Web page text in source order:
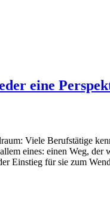
eine
Viele Berufstätige
eines: einen Weg,
Einstieg für sie zum